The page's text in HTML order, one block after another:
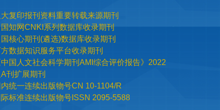
标准连续出版物号ISSN 2095-5588